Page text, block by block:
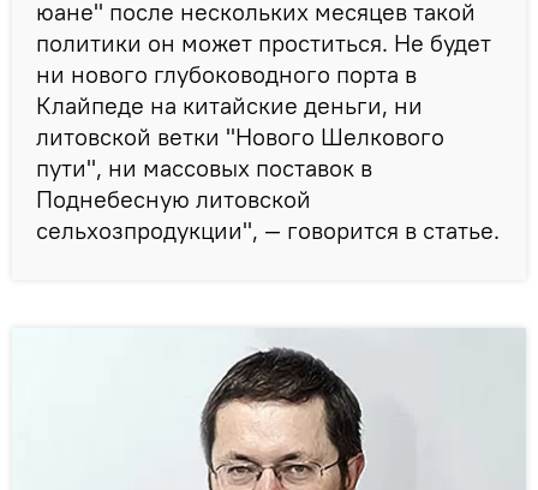
юане" после нескольких месяцев такой
политики он может проститься. Не будет
ни нового глубоководного порта в
Клайпеде на китайские деньги, ни
литовской ветки "Нового Шелкового
пути", ни массовых поставок в
Поднебесную литовской
сельхозпродукции", — говорится в статье.